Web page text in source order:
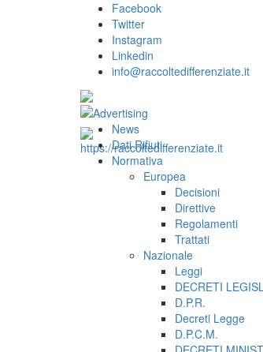
Facebook
Twitter
Instagram
Linkedin
info@raccoltedifferenziate.it
News
Dati Rifiuti
Normativa
Europea
Decisioni
Direttive
Regolamenti
Trattati
Nazionale
Leggi
DECRETI
D.P.R.
Decreti Legge
D.P.C.M.